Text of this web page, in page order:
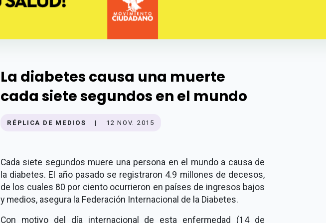
La diabetes causa una muerte
cada siete segundos en el mundo
RÉPLICA DE MEDIOS | 12 NOV. 2015
Cada siete segundos muere una persona en el mundo a causa de
la diabetes. El año pasado se registraron 4.9 millones de decesos,
de los cuales 80 por ciento ocurrieron en países de ingresos bajos
y medios, asegura la Federación Internacional de la Diabetes.
Con motivo del día internacional de esta enfermedad (14 de